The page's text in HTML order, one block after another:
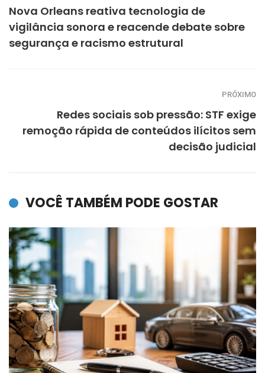
Nova Orleans reativa tecnologia de
vigilância sonora e reacende debate sobre
segurança e racismo estrutural
PRÓXIMO
Redes sociais sob pressão: STF exige
remoção rápida de conteúdos ilícitos sem
decisão judicial
VOCÊ TAMBÉM PODE GOSTAR